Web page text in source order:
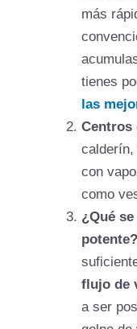
más
tienes
las
Centros
calderín,
con
como
¿Qué
potente?
flujo de
a ser